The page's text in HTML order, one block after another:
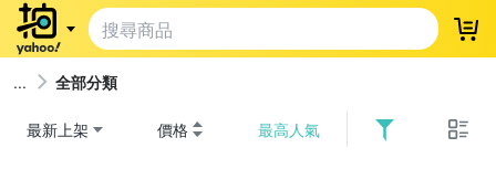
登
全部分類
最新上架 價格 最高人氣